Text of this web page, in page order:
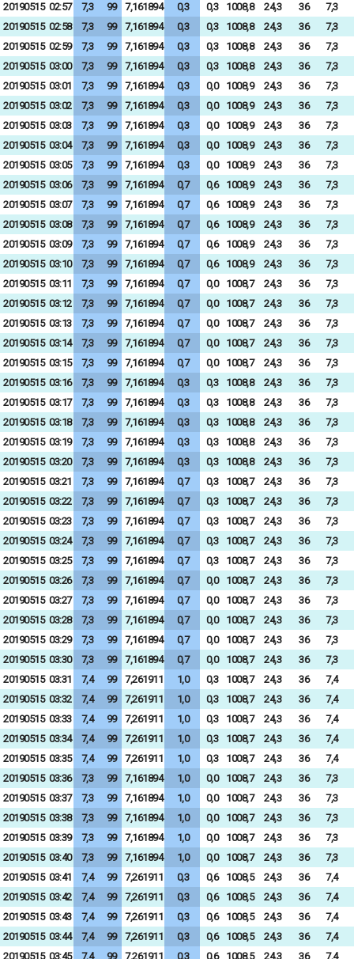
20190515 02:57 7,3 99 7,161894 0,3 0,3 1008,8 24,3 36
7,3
20190515 02:58 7,3 99 7,161894 0,3 0,3 1008,8 24,3 36
7,3
20190515 02:59 7,3 99 7,161894 0,3 0,3 1008,8 24,3 36
7,3
20190515 03:00 7,3 99 7,161894 0,3 0,3 1008,8 24,3 36
7,3
20190515 03:01 7,3 99 7,161894 0,3 0,0 1008,9 24,3 36
7,3
20190515 03:02 7,3 99 7,161894 0,3 0,0 1008,9 24,3 36
7,3
20190515 03:03 7,3 99 7,161894 0,3 0,0 1008,9 24,3 36
7,3
20190515 03:04 7,3 99 7,161894 0,3 0,0 1008,9 24,3 36
7,3
20190515 03:05 7,3 99 7,161894 0,3 0,0 1008,9 24,3 36
7,3
20190515 03:06 7,3 99 7,161894 0,7 0,6 1008,9 24,3 36
7,3
20190515 03:07 7,3 99 7,161894 0,7 0,6 1008,9 24,3 36
7,3
20190515 03:08 7,3 99 7,161894 0,7 0,6 1008,9 24,3 36
7,3
20190515 03:09 7,3 99 7,161894 0,7 0,6 1008,9 24,3 36
7,3
20190515 03:10 7,3 99 7,161894 0,7 0,6 1008,9 24,3 36
7,3
20190515 03:11 7,3 99 7,161894 0,7 0,0 1008,7 24,3 36
7,3
20190515 03:12 7,3 99 7,161894 0,7 0,0 1008,7 24,3 36
7,3
20190515 03:13 7,3 99 7,161894 0,7 0,0 1008,7 24,3 36
7,3
20190515 03:14 7,3 99 7,161894 0,7 0,0 1008,7 24,3 36
7,3
20190515 03:15 7,3 99 7,161894 0,7 0,0 1008,7 24,3 36
7,3
20190515 03:16 7,3 99 7,161894 0,3 0,3 1008,8 24,3 36
7,3
20190515 03:17 7,3 99 7,161894 0,3 0,3 1008,8 24,3 36
7,3
20190515 03:18 7,3 99 7,161894 0,3 0,3 1008,8 24,3 36
7,3
20190515 03:19 7,3 99 7,161894 0,3 0,3 1008,8 24,3 36
7,3
20190515 03:20 7,3 99 7,161894 0,3 0,3 1008,8 24,3 36
7,3
20190515 03:21 7,3 99 7,161894 0,7 0,3 1008,7 24,3 36
7,3
20190515 03:22 7,3 99 7,161894 0,7 0,3 1008,7 24,3 36
7,3
20190515 03:23 7,3 99 7,161894 0,7 0,3 1008,7 24,3 36
7,3
20190515 03:24 7,3 99 7,161894 0,7 0,3 1008,7 24,3 36
7,3
20190515 03:25 7,3 99 7,161894 0,7 0,3 1008,7 24,3 36
7,3
20190515 03:26 7,3 99 7,161894 0,7 0,0 1008,7 24,3 36
7,3
20190515 03:27 7,3 99 7,161894 0,7 0,0 1008,7 24,3 36
7,3
20190515 03:28 7,3 99 7,161894 0,7 0,0 1008,7 24,3 36
7,3
20190515 03:29 7,3 99 7,161894 0,7 0,0 1008,7 24,3 36
7,3
20190515 03:30 7,3 99 7,161894 0,7 0,0 1008,7 24,3 36
7,3
20190515 03:31 7,4 99 7,261911 1,0 0,3 1008,7 24,3 36
7,4
20190515 03:32 7,4 99 7,261911 1,0 0,3 1008,7 24,3 36
7,4
20190515 03:33 7,4 99 7,261911 1,0 0,3 1008,7 24,3 36
7,4
20190515 03:34 7,4 99 7,261911 1,0 0,3 1008,7 24,3 36
7,4
20190515 03:35 7,4 99 7,261911 1,0 0,3 1008,7 24,3 36
7,4
20190515 03:36 7,3 99 7,161894 1,0 0,0 1008,7 24,3 36
7,3
20190515 03:37 7,3 99 7,161894 1,0 0,0 1008,7 24,3 36
7,3
20190515 03:38 7,3 99 7,161894 1,0 0,0 1008,7 24,3 36
7,3
20190515 03:39 7,3 99 7,161894 1,0 0,0 1008,7 24,3 36
7,3
20190515 03:40 7,3 99 7,161894 1,0 0,0 1008,7 24,3 36
7,3
20190515 03:41 7,4 99 7,261911 0,3 0,6 1008,5 24,3 36
7,4
20190515 03:42 7,4 99 7,261911 0,3 0,6 1008,5 24,3 36
7,4
20190515 03:43 7,4 99 7,261911 0,3 0,6 1008,5 24,3 36
7,4
20190515 03:44 7,4 99 7,261911 0,3 0,6 1008,5 24,3 36
7,4
20190515 03:45 7,4 99 7,261911 0,3 0,6 1008,5 24,3 36
7,4